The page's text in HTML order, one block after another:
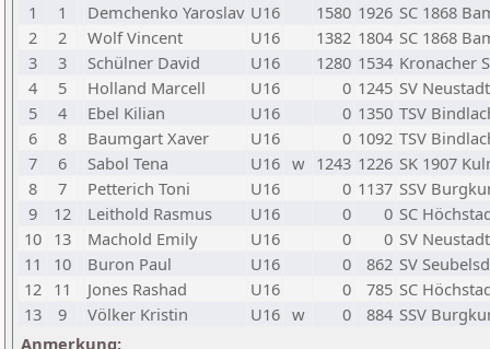
1
1 Demchenko Yaroslav U16 1580 1926 SC 1868
2
2 Wolf Vincent U16 1382 1804 SC 1868
3
3 Schülner David U16 1280 1534 Kronacher
4
5 Holland Marcell U16 0 1245 SV
5
4 Ebel Kilian U16 0 1350 TSV
6
8 Baumgart Xaver U16 0 1092 TSV
7
6 Sabol Tena U16 w 1243 1226 SK 1907
8
7 Petterich Toni U16 0 1137 SSV
9
12 Leithold Rasmus U16 0 0 SC
10 13 Machold Emily U16 0 0 SV
11
10 Buron Paul U16 0 862 SV
12 11 Jones Rashad U16 0 785 SC
13
9 Völker Kristin U16 w 0 884 SSV
Anmerkung: